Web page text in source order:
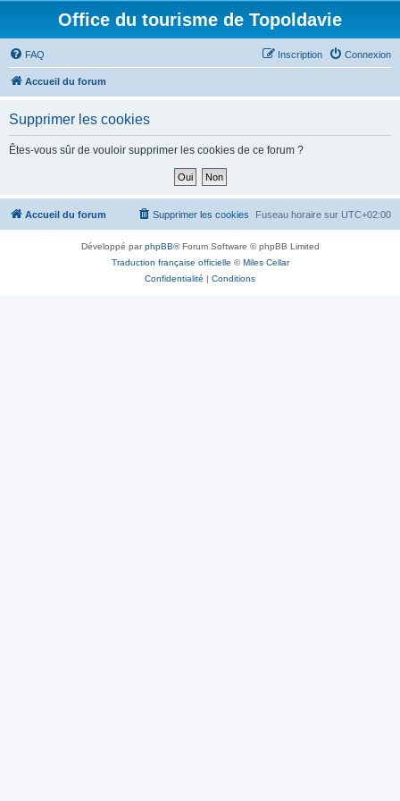
Office du tourisme de Topoldavie
FAQ Connexion
Inscription
Accueil du forum
Supprimer les cookies
Êtes-vous sûr de vouloir supprimer les cookies de ce forum ?
Accueil du forum Fuseau horaire sur UTC+02:00
Supprimer les cookies
Développé parphpBB® Forum Software © phpBB Limited
Traduction française officielle ©Miles Cellar
Confidentialité | Conditions